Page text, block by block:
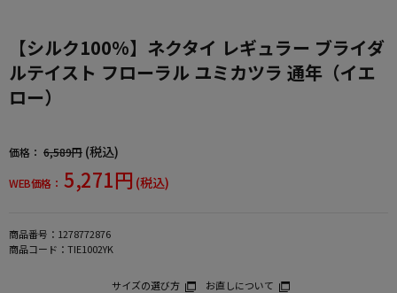
【シルク100%】ネクタイ レギュラー ブライダ
ルテイスト フローラル ユミカツラ 通年（イエ
ロー）
価格： 6,589円 (税込)
WEB価格： 5,271円 (税込)
商品番号： 1278772876
商品コード： TIE1002YK
サイズの選び方 お直しについて